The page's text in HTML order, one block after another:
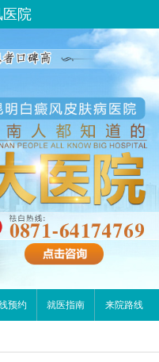
医院
预约 就医指南 来院路线